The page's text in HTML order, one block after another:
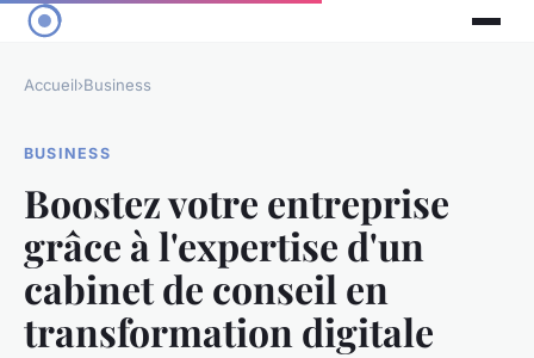
Accueil›Business
BUSINESS
Boostez votre entreprise
grâce à l'expertise d'un
cabinet de conseil en
transformation digitale